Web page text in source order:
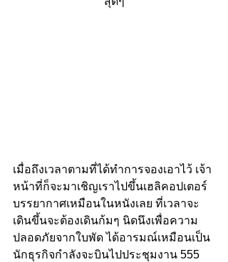
เมื่อถึงเวลาตามที่ได้ทำการจองเอาไว้ เจ้า
หน้าที่ก็จะมาเชิญเราไปขึ้นเฮลิคอปเตอร์
บรรยากาศเหมือนในหนังเลย ที่เวลาจะ
เดินขึ้นจะต้องเดินก้มๆ นิดนึงเพื่อความ
ปลอดภัยจากใบพัด ได้อารมณ์เหมือนเป็น
นักธุรกิจกำลังจะบินไปประชุมงาน 555